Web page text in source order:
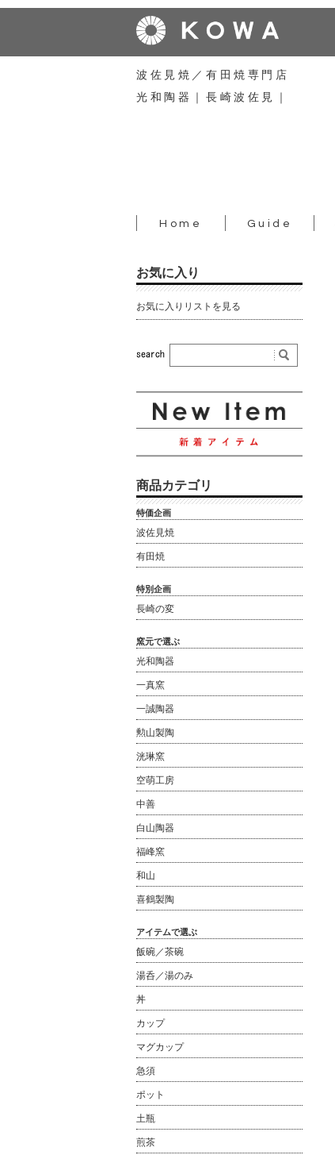
波佐見焼／有田焼専門店
光和陶器｜長崎波佐見｜
Home Guide
お気に入り
お気に入りリストを見る
商品カテゴリ
特価企画
波佐見焼
有田焼
特別企画
長崎の変
窯元で選ぶ
光和陶器
一真窯
一誠陶器
勲山製陶
洸琳窯
空萌工房
中善
白山陶器
福峰窯
和山
喜鶴製陶
アイテムで選ぶ
飯碗／茶碗
湯呑／湯のみ
丼
カップ
マグカップ
急須
ポット
土瓶
煎茶